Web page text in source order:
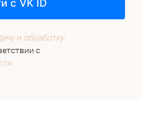
с VK ID
и обработку
с